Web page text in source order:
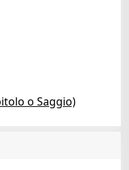
o Saggio)